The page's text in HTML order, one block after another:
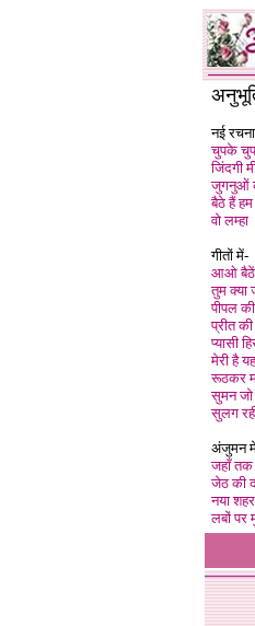
नई
चुपके
जिंदगी
जुगनुओं
बैठे हैं
वो लम्हा
गीतों में-
आओ बैठें
तुम क्या
पीपल
प्रीत
प्यासी
मेरी है
रूठकर
सुमन जो
सुलग
अंजुमन
जहाँ
जेठ की
नया
लबों पर